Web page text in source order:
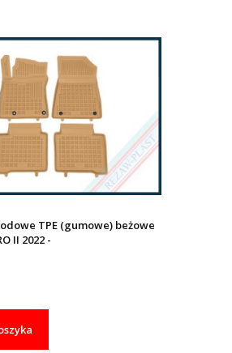
TPE (gumowe) beżowe
II 2022 -